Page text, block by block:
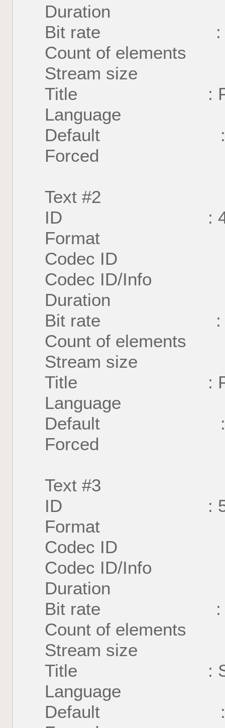
Duration : 46
Bit rate : 20
Count of
Stream size :
Title :
Language :
Default :
Forced :
Text #2
ID :
Format :
Codec ID :
Codec ID/Info :
Duration : 27
Bit rate : 0
Count of
Stream size :
Title :
Language :
Default :
Forced :
Text #3
ID :
Format :
Codec ID :
Codec ID/Info :
Duration : 56
Bit rate : 48
Count of
Stream size :
Title :
Language :
Default :